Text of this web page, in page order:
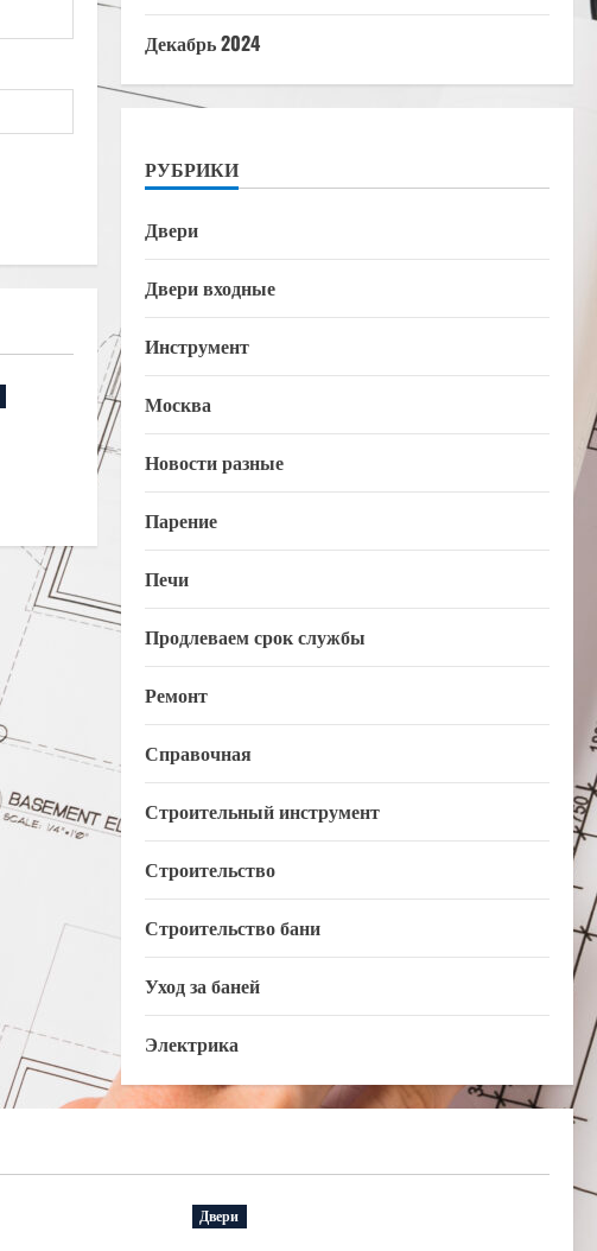
Декабрь 2024
РУБРИКИ
Двери
Двери входные
Инструмент
Москва
Новости разные
Парение
Печи
Продлеваем срок службы
Ремонт
Справочная
Строительный инструмент
Строительство
Строительство бани
Уход за баней
Электрика
Двери